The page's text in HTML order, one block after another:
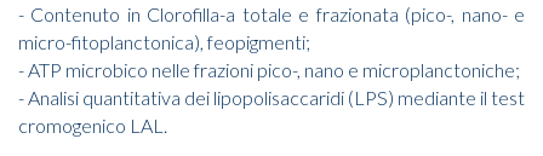
- Contenuto in Clorofilla-a totale e frazionata (pico-, nano- e
micro-fitoplanctonica), feopigmenti;
- ATP microbico nelle frazioni pico-, nano e microplanctoniche;
- Analisi quantitativa dei lipopolisaccaridi (LPS) mediante il test
cromogenico LAL.